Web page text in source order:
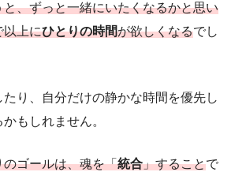
、ずっと一緒にいたくなるかと思い
以上にひとりの時間が欲しくなるでし
たり、自分だけの静かな時間を優先し
もしれません。
ゴールは、魂を「統合」することで